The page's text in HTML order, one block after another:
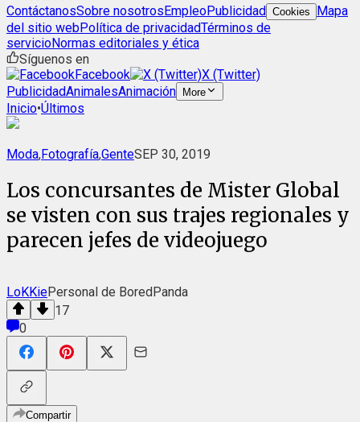
ContáctanosSobre nosotrosEmpleoPublicidad Cookies
Mapa
del sitio webPolítica de privacidadTérminos de
servicioNormas editoriales y ética
Síguenos en
Facebook
X (Twitter)
PublicidadAnimalesAnimación More
Inicio•Últimos
Moda,Fotografía,GenteSEP 30, 2019
Los concursantes de Mister Global
se visten con sus trajes regionales y
parecen jefes de videojuego
LoKKiePersonal de BoredPanda
17
0
Compartir